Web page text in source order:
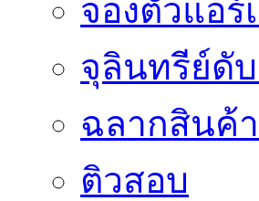
จองตั๋วแอร์
จุลินทรีย์ดั
ฉลากสินค้า
ติวสอบ